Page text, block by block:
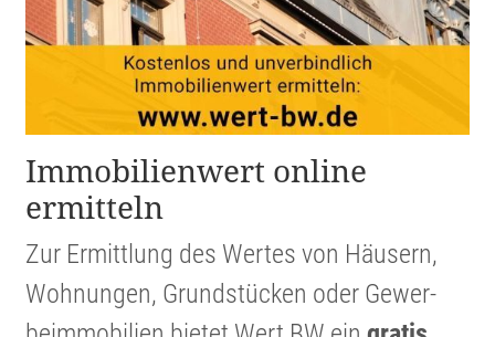
Immobi­li­en­wert online
ermitteln
Zur Ermitt­lung des Wertes von Häusern,
Wohnungen, Grund­stücken oder Gewer­